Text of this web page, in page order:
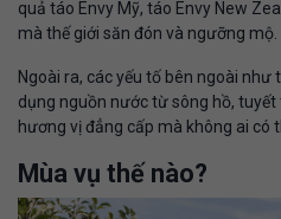
quả táo Envy Mỹ, táo Envy New
mà thế giới săn đón và ngưỡng mộ.
Ngoài ra, các yếu tố bên ngoài
dụng nguồn nước từ sông hồ,
hương vị đẳng cấp mà không ai có
Mùa vụ thế nào?